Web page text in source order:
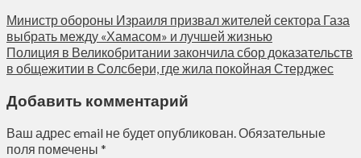
Министр обороны Израиля призвал жителей сектора Газа
выбрать между «Хамасом» и лучшей жизнью
Полиция в Великобритании закончила сбор доказательств
в общежитии в Солсбери, где жила покойная Стерджес
Добавить комментарий
Ваш адрес email не будет опубликован.Обязательные
поля помечены *